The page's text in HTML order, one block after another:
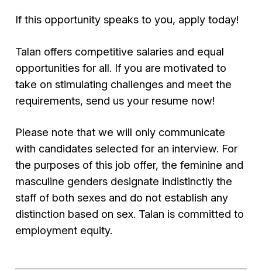
If this opportunity speaks to you, apply today!
Talan offers competitive salaries and equal
opportunities for all. If you are motivated to
take on stimulating challenges and meet the
requirements, send us your resume now!
Please note that we will only communicate
with candidates selected for an interview. For
the purposes of this job offer, the feminine and
masculine genders designate indistinctly the
staff of both sexes and do not establish any
distinction based on sex. Talan is committed to
employment equity.